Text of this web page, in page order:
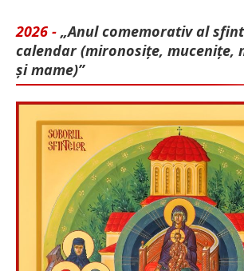
2026 - „Anul comemorativ al
calendar (mironosițe, mu­cenițe,
și mame)”